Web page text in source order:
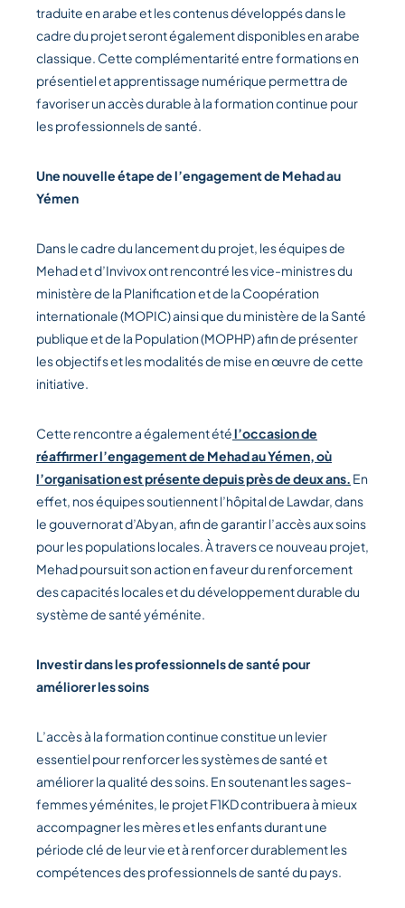
traduite en arabe et les contenus développés dans le
cadre du projet seront également disponibles en arabe
classique. Cette complémentarité entre formations en
présentiel et apprentissage numérique permettra de
favoriser un accès durable à la formation continue pour
les professionnels de santé.
Une nouvelle étape de l’engagement de Mehad au
Yémen
Dans le cadre du lancement du projet, les équipes de
Mehad et d’Invivox ont rencontré les vice-ministres du
ministère de la Planification et de la Coopération
internationale (MOPIC) ainsi que du ministère de la Santé
publique et de la Population (MOPHP) afin de présenter
les objectifs et les modalités de mise en œuvre de cette
initiative.
Cette rencontre a également étél’occasion de
réaffirmer l’engagement de Mehad au Yémen, où
l’organisation est présente depuis près de deux ans. En
effet, nos équipes soutiennent l’hôpital de Lawdar, dans
le gouvernorat d’Abyan, afin de garantir l’accès aux soins
pour les populations locales. À travers ce nouveau projet,
Mehad poursuit son action en faveur du renforcement
des capacités locales et du développement durable du
système de santé yéménite.
Investir dans les professionnels de santé pour
améliorer les soins
L’accès à la formation continue constitue un levier
essentiel pour renforcer les systèmes de santé et
améliorer la qualité des soins. En soutenant les sages-
femmes yéménites, le projet F1KD contribuera à mieux
accompagner les mères et les enfants durant une
période clé de leur vie et à renforcer durablement les
compétences des professionnels de santé du pays.